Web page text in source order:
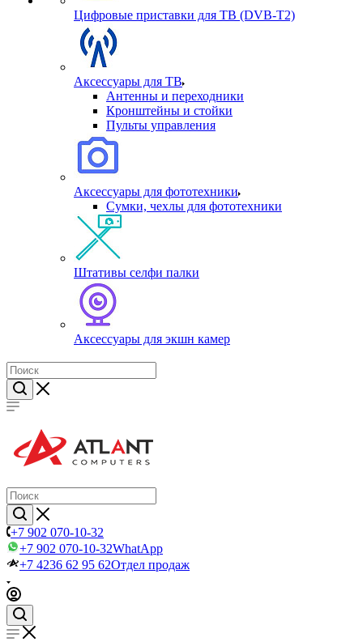
Цифровые приставки для ТВ (DVB-T2)
Аксессуары для ТВ
Антенны и переходники
Кронштейны и стойки
Пульты управления
Аксессуары для фототехники
Сумки, чехлы для фототехники
Штативы селфи палки
Аксессуары для экшн камер
+7 902 070-10-32
+7 902 070-10-32WhatApp
+7 4236 62 95 62Отдел продаж